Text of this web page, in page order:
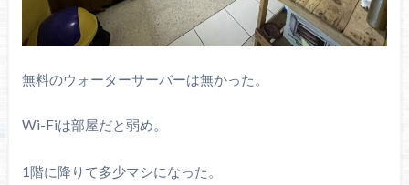
無料のウォーターサーバーは無かった。
Wi-Fiは部屋だと弱め。
1階に降りて多少マシになった。